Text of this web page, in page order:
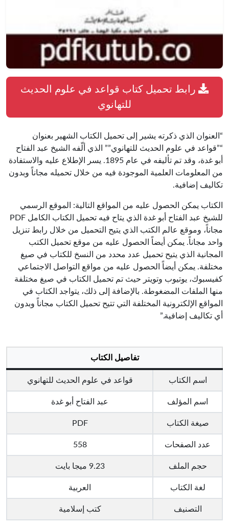
رابط تحميل كتاب قواعد في علوم الحديث
للتهانوي
“العنوان الذي ذكرته يشير إلى تحميل الكتاب الشهير بعنوان
“”قواعد في علوم الحديث للتهانوي”” الذي ألّفه الشيخ عبد الفتاح
أبو غدة، وقد تم تأليفه في عام 1895. يسر الإطلاع عليه والاستفادة
من المعلومات العلمية الموجودة فيه من خلال تحميله مجاناً وبدون
تكاليف إضافية.
الكتاب يمكن الحصول عليه من المواقع التالية: الموقع الرسمي
للشيخ عبد الفتاح أبو غدة الذي يتاح فيه تحميل الكتاب الكامل PDF
مجاناً، وموقع عالم الكتب الذي يتيح التحميل من خلال رابط تنزيل
واحد مجاناً. يمكن أيضاً الحصول عليه من موقع تحميل الكتب
المجانية الذي يتيح تحميل عدد محدد من النسخ للكتاب في صيغ
مختلفة. يمكن أيضاً الحصول عليه من مواقع التواصل الاجتماعي
كفيسبوك، يوتيوب وتويتر حيث تم تحميل الكتاب في صيغ مختلفة
منها الملفات المضغوطة. بالإضافة إلى ذلك، يتواجد الكتاب في
المواقع الإلكترونية المختلفة التي تتيح تحميل الكتاب مجاناً وبدون
أي تكاليف إضافية.”
تفاصيل الكتاب
اسم الكتاب قواعد في علوم الحديث للتهانوي
اسم المؤلف عبد الفتاح أبو غدة
صيغة الكتاب PDF
عدد الصفحات 558
حجم الملف 9.23 ميجا بايت
لغة الكتاب العربية
التصنيف كتب إسلامية